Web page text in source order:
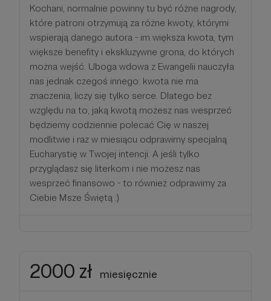
Kochani, normalnie powinny tu być różne nagrody,
które patroni otrzymują za różne kwoty, którymi
wspierają danego autora - im większa kwota, tym
większe benefity i ekskluzywne grona, do których
można wejść. Uboga wdowa z Ewangelii nauczyła
nas jednak czegoś innego: kwota nie ma
znaczenia, liczy się tylko serce. Dlatego bez
względu na to, jaką kwotą możesz nas wesprzeć
będziemy codziennie polecać Cię w naszej
modlitwie i raz w miesiącu odprawimy specjalną
Eucharystię w Twojej intencji. A jeśli tylko
przyglądasz się literkom i nie możesz nas
wesprzeć finansowo - to również odprawimy za
Ciebie Msze Świętą :)
2000 zł miesięcznie